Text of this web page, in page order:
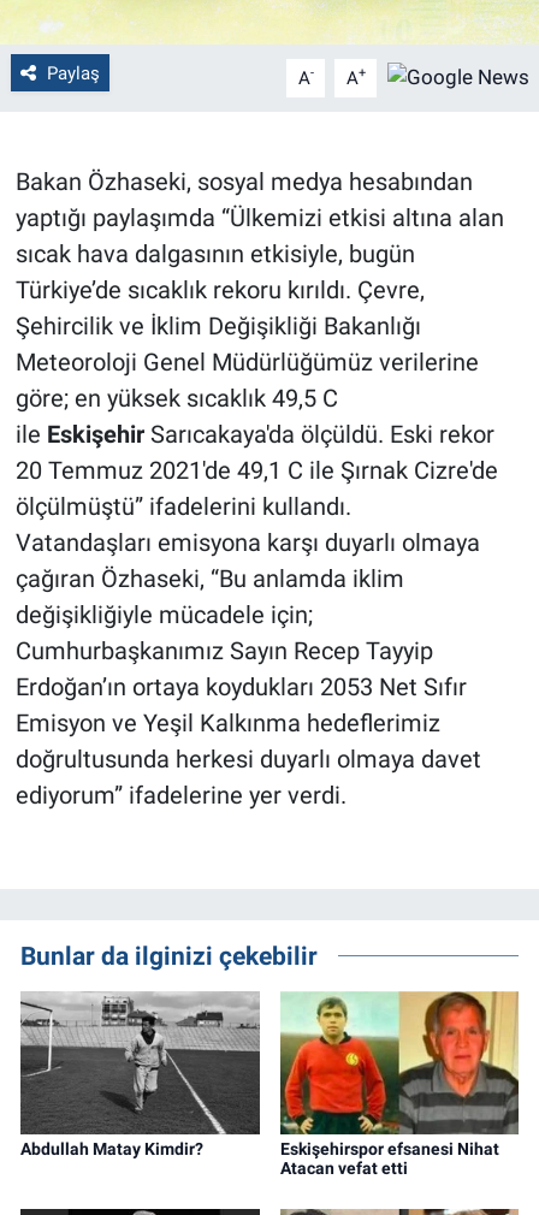
Paylaş A- A+
Bakan Özhaseki, sosyal medya hesabından
yaptığı paylaşımda “Ülkemizi etkisi altına alan
sıcak hava dalgasının etkisiyle, bugün
Türkiye’de sıcaklık rekoru kırıldı. Çevre,
Şehircilik ve İklim Değişikliği Bakanlığı
Meteoroloji Genel Müdürlüğümüz verilerine
göre; en yüksek sıcaklık 49,5 C
ile EskişehirSarıcakaya'da ölçüldü. Eski rekor
20 Temmuz 2021'de 49,1 C ile Şırnak Cizre'de
ölçülmüştü” ifadelerini kullandı.
Vatandaşları emisyona karşı duyarlı olmaya
çağıran Özhaseki, “Bu anlamda iklim
değişikliğiyle mücadele için;
Cumhurbaşkanımız Sayın Recep Tayyip
Erdoğan’ın ortaya koydukları 2053 Net Sıfır
Emisyon ve Yeşil Kalkınma hedeflerimiz
doğrultusunda herkesi duyarlı olmaya davet
ediyorum” ifadelerine yer verdi.
Bunlar da ilginizi çekebilir
Abdullah Matay Kimdir?
Eskişehirspor efsanesi Nihat
Atacan vefat etti
Genel
Çevre
Magazin
Bilim ve Teknoloji